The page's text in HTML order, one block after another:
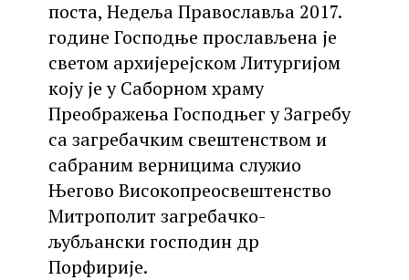
поста, Недеља Православља 2017.
године Господње прослављена је
светом архијерејском Литургијом
коју је у Саборном храму
Преображења Господњег у Загребу
са загребачким свештенством и
сабраним верницима служио
Његово Високопреосвештенство
Митрополит загребачко-
љубљански господин др
Порфирије.